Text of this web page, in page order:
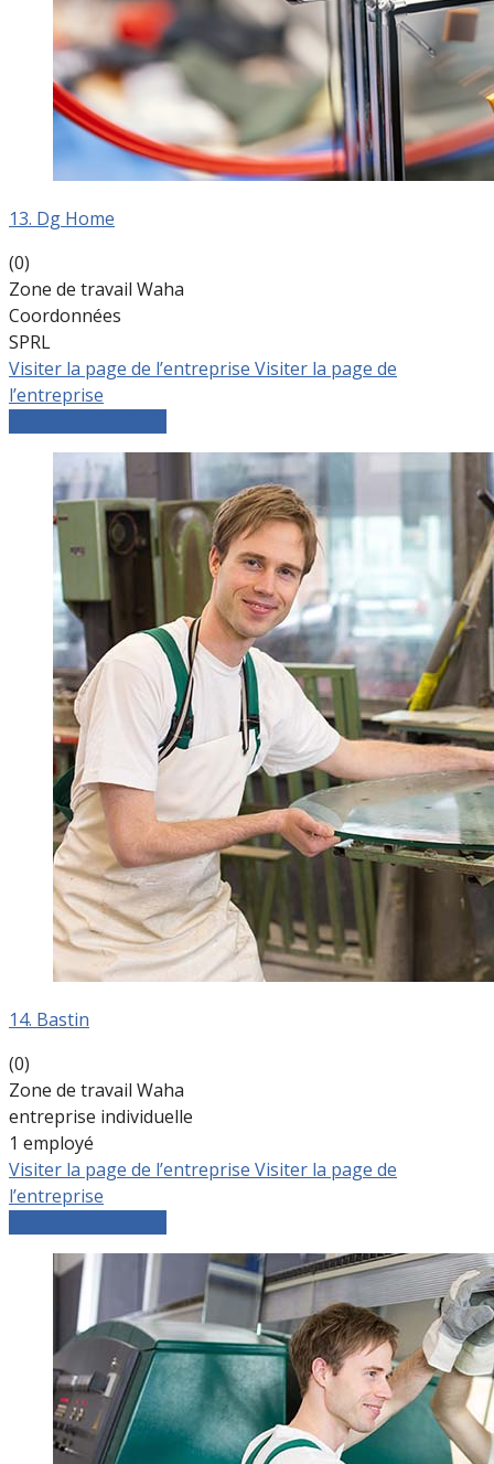
13. Dg Home
(0)
Zone de travail Waha
Coordonnées
SPRL
Visiter la page de l’entreprise Visiter la page de
l’entreprise
14. Bastin
(0)
Zone de travail Waha
entreprise individuelle
1 employé
Visiter la page de l’entreprise Visiter la page de
l’entreprise